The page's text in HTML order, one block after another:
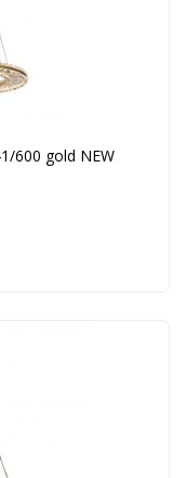
600 gold NEW